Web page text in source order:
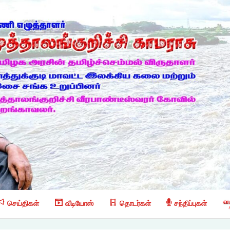
செய்திகள் வீடியோஸ் தொடர்கள் சந்திப்புகள்